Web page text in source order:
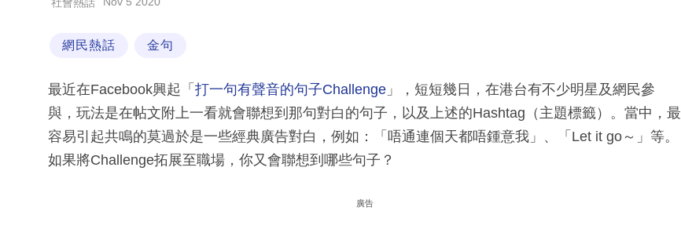
網民熱話 金句
最近在Facebook興起「 打一句有聲音的句子Challenge 」，短短幾日，在港台有不少明星及網民參
與，玩法是在帖文附上一看就會聯想到那句對白的句子，以及上述的Hashtag（主題標籤）。當中，最
容易引起共鳴的莫過於是一些經典廣告對白，例如：「唔通連個天都唔鍾意我」、「Let it go～」等。
如果將Challenge拓展至職場，你又會聯想到哪些句子？
廣告